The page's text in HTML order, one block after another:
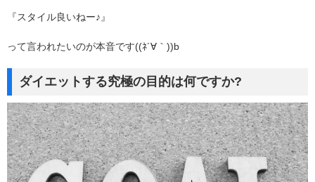
『スタイル良いねー♪』
って言われたいのが本音です((ﾈ´∀｀))b
ダイエットする究極の目的は何ですか?